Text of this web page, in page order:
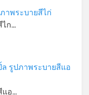
าพระบายสีไก่
ไก…
ล รูปภาพระบายสีแอ
แอ…